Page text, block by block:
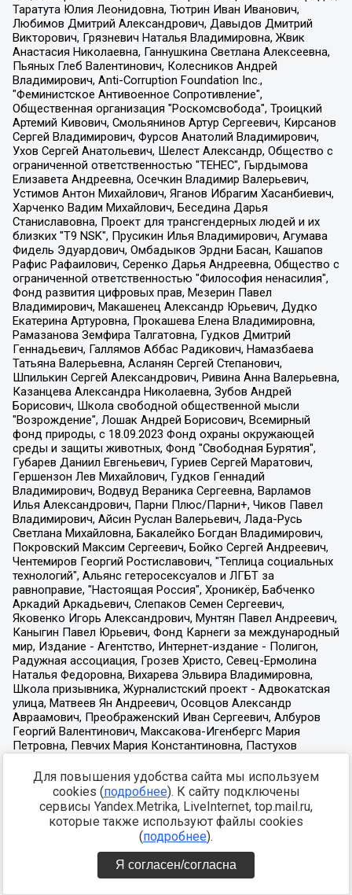
Для повышения удобства сайта мы используем
cookies (подробнее). К сайту подключены
сервисы Yandex.Metrika, LiveInternet, top.mail.ru,
которые также используют файлы cookies
(подробнее).
Я согласен/согласна